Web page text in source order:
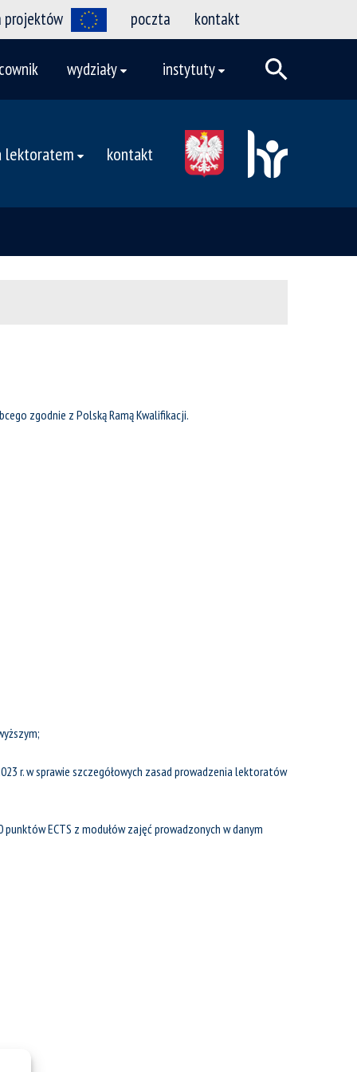
projektów poczta kontakt
wydziały instytuty
lektoratem kontakt
zgodnie z Polską Ramą Kwalifikacji.
r. w sprawie szczegółowych zasad prowadzenia lektoratów
ECTS z modułów zajęć prowadzonych w danym